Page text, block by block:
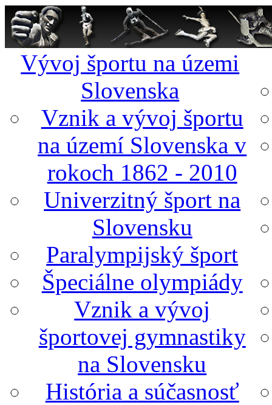
Vývoj športu na územi
Slovenska
Vznik a vývoj športu
na území Slovenska v
rokoch 1862 - 2010
Univerzitný šport na
Slovensku
Paralympijský šport
Špeciálne olympiády
Vznik a vývoj
športovej gymnastiky
na Slovensku
História a súčasnosť